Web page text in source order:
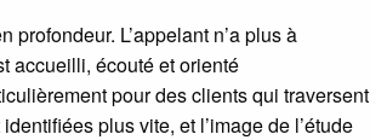
L’appelant n’a plus à
accueilli, écouté et orienté
pour des clients qui traversent
plus vite, et l’image de l’étude